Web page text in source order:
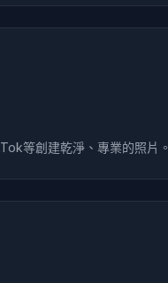
等創建乾淨、專業的照片。